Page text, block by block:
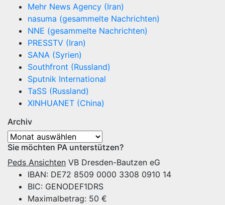
Mehr News Agency (Iran)
nasuma (gesammelte Nachrichten)
NNE (gesammelte Nachrichten)
PRESSTV (Iran)
SANA (Syrien)
Southfront (Russland)
Sputnik International
TaSS (Russland)
XINHUANET (China)
Archiv
Archiv
Sie möchten PA unterstützen?
Peds Ansichten VB Dresden-Bautzen eG
IBAN: DE72 8509 0000 3308 0910 14
BIC: GENODEF1DRS
Maximalbetrag: 50 €